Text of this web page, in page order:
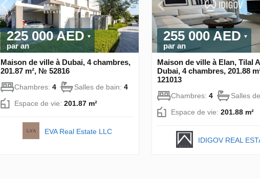
225 000 AED
par an
Maison de ville à Dubai, 4 chambres,
201.87 m², № 52816
Chambres: 4 Salles de bain: 4
Espace de vie: 201.87 m²
EVA Real Estate LLC
255 000 AED
par an
Maison de ville à Elan, Tilal
Dubai, 4 chambres, 201.88
121013
Chambres: 4
Salles
Espace de vie: 201.88 m²
IDIGOV REAL